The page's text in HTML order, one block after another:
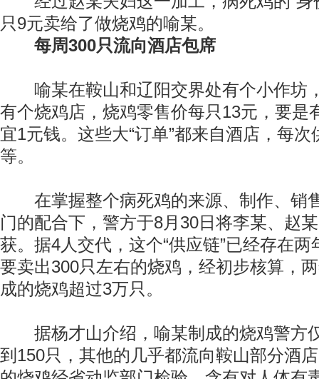
只9元卖给了做烧鸡的喻某。
每周300只流向酒店包席
喻某在鞍山和辽阳交界处有个小作坊
有个烧鸡店，烧鸡零售价每只13元，要是
宜1元钱。这些大“订单”都来自酒店，每
等。
在掌握整个病死鸡的来源、制作、销
门的配合下，警方于8月30日将李某、赵
获。据4人交代，这个“供应链”已经存在
要卖出300只左右的烧鸡，经初步核算，
成的烧鸡超过3万只。
据杨才山介绍，喻某制成的烧鸡警方
到150只，其他的几乎都流向鞍山部分酒